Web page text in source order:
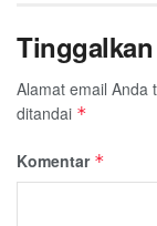
Alamat email Anda
ditandai *
Komentar *